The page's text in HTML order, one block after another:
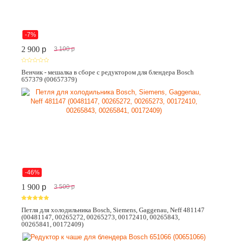
-7%
2 900 p 3 100 p
Венчик - мешалка в сборе с редуктором для блендера Bosch
657379 (00657379)
-46%
1 900 p 3 500 p
Петля для холодильника Bosch, Siemens, Gaggenau, Neff 481147
(00481147, 00265272, 00265273, 00172410, 00265843,
00265841, 00172409)